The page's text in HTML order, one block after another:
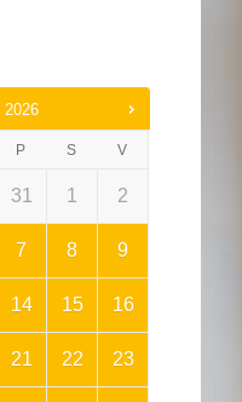
2026
P S V
31 1 2
7 8 9
14 15 16
21 22 23